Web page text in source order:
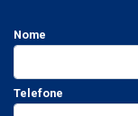
Nome
Telefone